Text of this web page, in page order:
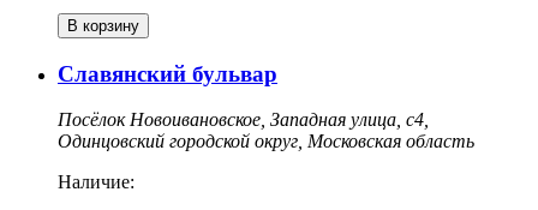
В корзину
Славянский бульвар
Посёлок Новоивановское, Западная улица, с4,
Одинцовский городской округ, Московская область
Наличие: